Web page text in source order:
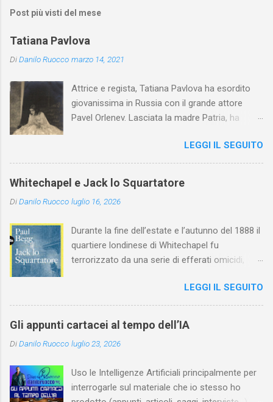
Post più visti del mese
Tatiana Pavlova
DiDanilo Ruocco marzo 14, 2021
Attrice e regista, Tatiana Pavlova ha esordito
giovanissima in Russia con il grande attore
Pavel Orlenev. Lasciata la madre Patria, ha
l'arte della Pavlova ha raggiunto la piena
maturità ed è stata in grado di rinnovare
profondamente l'attardato mondo teatrale
LEGGI IL SEGUITO
Whitechapel e Jack lo Squartatore
DiDanilo Ruocco luglio 16, 2026
Durante la fine dell’estate e l’autunno del 1888 il
quartiere londinese di Whitechapel fu
terrorizzato da una serie di efferati omicidi,
assassino ribattezzato Jack lo Squartatore la
cui identità, tutt’oggi, resta ignota. Paul Begg in
Jack lo Squartatore: la vera storia , edito da
Utet, ricostruisce non solo i cinque omicidi
“canonicamente” addebitati a Jack lo
capitoli, soprattutto) a ricostruire la storia di
Whitechapel e del East End e a ricapitolare le
LEGGI IL SEGUITO
Gli appunti cartacei al tempo dell’IA
DiDanilo Ruocco luglio 23, 2026
Uso le Intelligenze Artificiali principalmente per
interrogarle sul materiale che io stesso ho